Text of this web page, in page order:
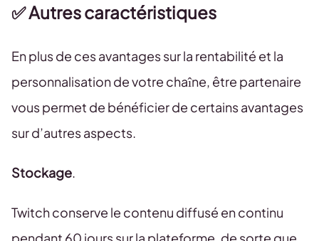
✅ Autres caractéristiques
En plus de ces avantages sur la rentabilité et la
personnalisation de votre chaîne, être partenaire
vous permet de bénéficier de certains avantages
sur d’autres aspects.
Stockage.
Twitch conserve le contenu diffusé en continu